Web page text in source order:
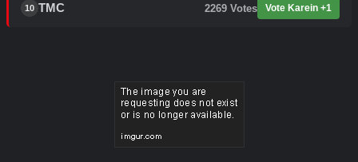
10 TMC 2269 Votes Vote Karein +1